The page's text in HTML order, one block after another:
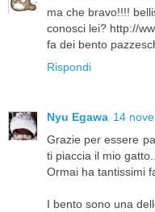
ma che bravo!!!!
conosci lei? http://
fa dei bento
Rispondi
Nyu Egawa 14
Grazie per essere
ti piaccia il mio
Ormai ha tantissimi
I bento sono una